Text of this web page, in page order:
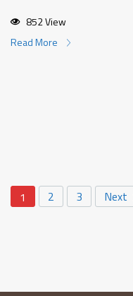
852 View
Read More
1 2 3 Next